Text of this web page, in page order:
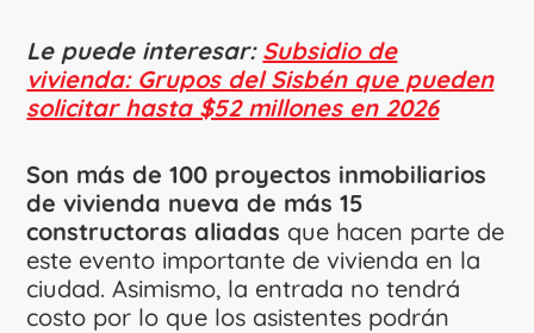
Le puede interesar: Subsidio de
vivienda: Grupos del Sisbén que pueden
solicitar hasta $52 millones en 2026
Son más de 100 proyectos inmobiliarios
de vivienda nueva de más 15
constructoras aliadas que hacen parte de
este evento importante de vivienda en la
ciudad. Asimismo, la entrada no tendrá
costo por lo que los asistentes podrán